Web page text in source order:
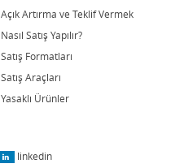
Açık Artırma ve Teklif Vermek
Nasıl Satış Yapılır?
Satış Formatları
Satış Araçları
Yasaklı Ürünler
linkedin